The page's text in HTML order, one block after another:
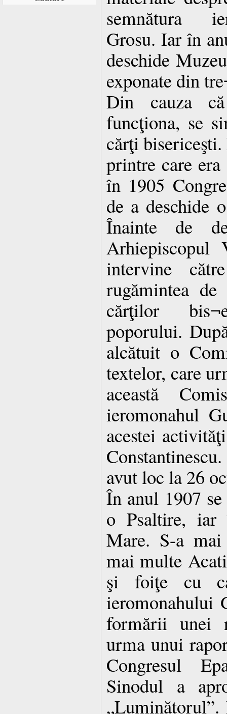
semnătura
Grosu. Iar în
deschide
exponate din
Din cauza
funcţiona, se
cărţi
printre care
în 1905
de a deschide
Înainte de
Arhiepiscopul
intervine
rugămintea
cărţilor
poporului.
alcătuit o
textelor, care
această
ieromonahul
acestei
avut loc la 26
În anul 1907
o Psaltire,
Mare. S-a
mai multe
şi foiţe cu
ieromonahului
formării unei
urma unui
Congresul
Sinodul a